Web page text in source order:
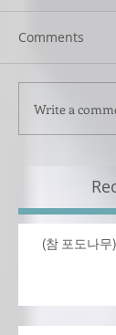
Comments
Write a
(참 포도나무)